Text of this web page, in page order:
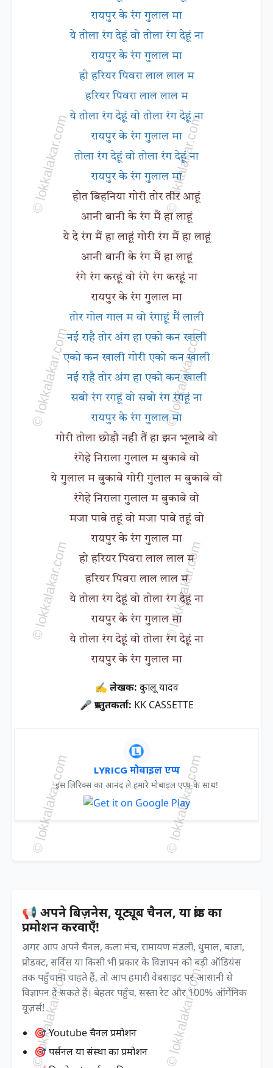
रायपुर के रंग गुलाल मा
ये तोला रंग देहूं वो तोला रंग देहूं ना
रायपुर के रंग गुलाल मा
हो हरियर पिवरा लाल लाल म
हरियर पिवरा लाल लाल म
ये तोला रंग देहूं वो तोला रंग देहूं ना
रायपुर के रंग गुलाल मा
तोला रंग देहूं वो तोला रंग देहूं ना
रायपुर के रंग गुलाल मा
होत बिहनिया गोरी तोर तीर आहूं
आनी बानी के रंग मैं हा लाहूं
ये दे रंग मैं हा लाहूं गोरी रंग मैं हा लाहूं
आनी बानी के रंग मैं हा लाहूं
रंगे रंग करहूं वो रंगे रंग करहूं ना
रायपुर के रंग गुलाल मा
तोर गोल गाल म वो रंगाहूं मैं लाली
नई राहै तोर अंग हा एको कन खाली
एको कन खाली गोरी एको कन खाली
नई राहै तोर अंग हा एको कन खाली
सबो रंग रगहूं वो सबो रंग रंगहूं ना
रायपुर के रंग गुलाल मा
गोरी तोला छोड़ौ नही तैं हा झन भूलाबे वो
रंगेहे निराला गुलाल म बुकाबे वो
ये गुलाल म बुकाबे गोरी गुलाल म बुकाबे वो
रंगेहे निराला गुलाल म बुकाबे वो
मजा पाबे तहूं वो मजा पाबे तहूं वो
रायपुर के रंग गुलाल मा
हो हरियर पिवरा लाल लाल म
हरियर पिवरा लाल लाल म
ये तोला रंग देहूं वो तोला रंग देहूं ना
रायपुर के रंग गुलाल मा
ये तोला रंग देहूं वो तोला रंग देहूं ना
रायपुर के रंग गुलाल मा
✍ लेखक: दुकालू यादव
🎤 प्रस्तुतकर्ता: KK CASSETTE
LYRICG मोबाइल एप्प
इस लिरिक्स का आनंद ले हमारे मोबाइल एप्प के साथ!
📢 अपने बिज़नेस, यूट्यूब चैनल, या ब्रांड का
प्रमोशन करवाएँ!
अगर आप अपने चैनल, कला मंच, रामायण मंडली, धुमाल, बाजा,
प्रोडक्ट, सर्विस या किसी भी प्रकार के विज्ञापन को बड़ी ऑडियंस
तक पहुँचाना चाहते हैं, तो आप हमारी वेबसाइट पर आसानी से
विज्ञापन दे सकते हैं। बेहतर पहुँच, सस्ता रेट और 100% ऑर्गेनिक
यूज़र्स!
🎯 Youtube चैनल प्रमोशन
🎯 पर्सनल या संस्था का प्रमोशन